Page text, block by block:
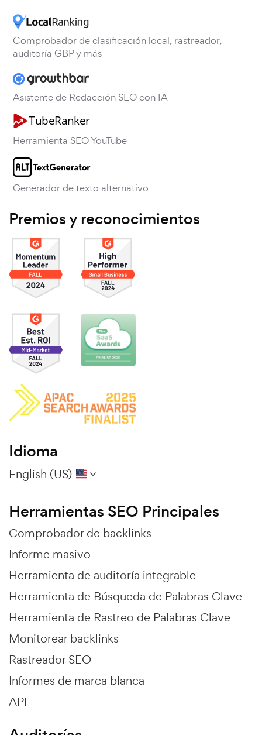
Comprobador de clasificación local, rastreador,
auditoría GBP y más
Asistente de Redacción SEO con IA
Herramienta SEO YouTube
Generador de texto alternativo
Premios y reconocimientos
Idioma
English (US)
Herramientas SEO Principales
Comprobador de backlinks
Informe masivo
Herramienta de auditoría integrable
Herramienta de Búsqueda de Palabras Clave
Herramienta de Rastreo de Palabras Clave
Monitorear backlinks
Rastreador SEO
Informes de marca blanca
API